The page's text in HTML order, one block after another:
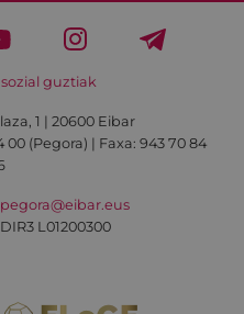
guztiak
1 | 20600 Eibar
00 (Pegora) | Faxa: 943 70 84
pegora@eibar.eus
L01200300